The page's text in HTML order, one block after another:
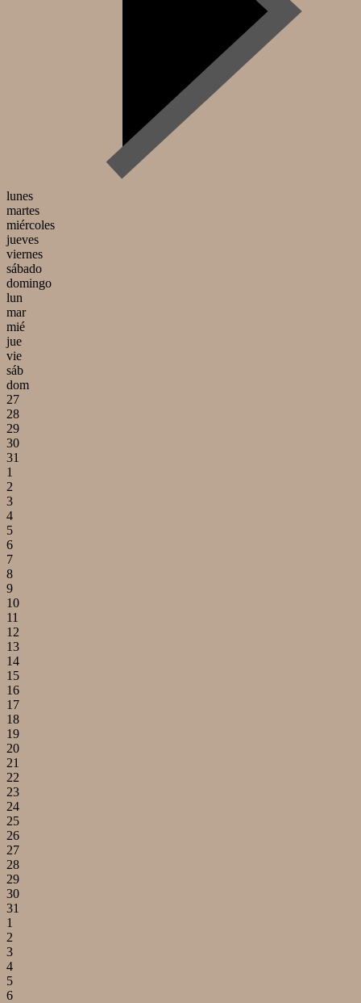
lunes
martes
miércoles
jueves
viernes
sábado
domingo
lun
mar
mié
jue
vie
sáb
dom
27
28
29
30
31
1
2
3
4
5
6
7
8
9
10
11
12
13
14
15
16
17
18
19
20
21
22
23
24
25
26
27
28
29
30
31
1
2
3
4
5
6